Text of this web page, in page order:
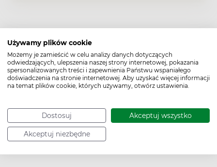
Używamy plików cookie
Możemy je zamieścić w celu analizy danych dotyczących
odwiedzających, ulepszenia naszej strony internetowej, pokazania
spersonalizowanych treści i zapewnienia Państwu wspaniałego
doświadczenia na stronie internetowej. Aby uzyskać więcej informacji
na temat plików cookie, których używamy, otwórz ustawienia.
Dostosuj Akceptuj wszystko
Akceptuj niezbędne